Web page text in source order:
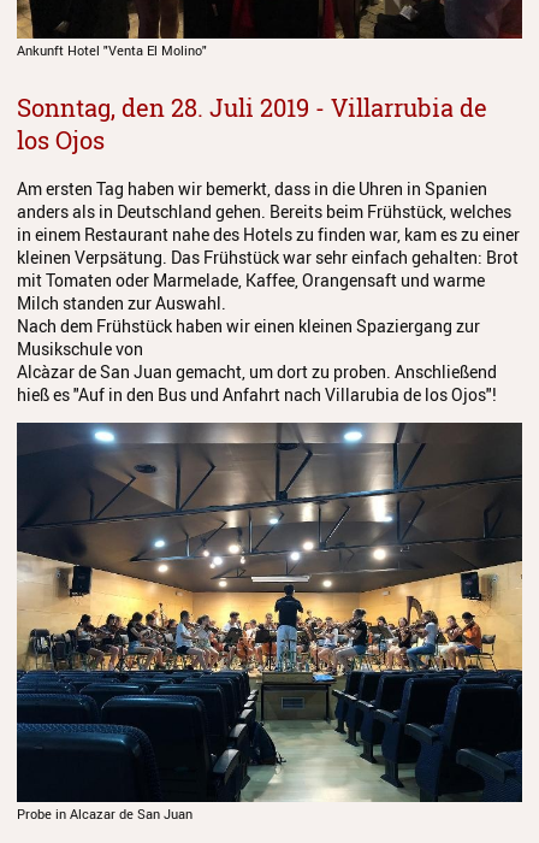
Workshops
Familien Orchester Projekt
Jazz Workshop 2025
Musikproduktion 2025
Jazz Workshop 2024
Musikproduktion, DJing und
Recoring Workshop
Jazz Workshop 2023
Barockorchester
Blockflötenworkshop ERTA-
Kongress
ETHNO
Umrahmungen
Hörgang
Blog
Ankunft Hotel "Venta El Molino"
Sonntag, den 28. Juli 2019 - Villarrubia de
los Ojos
Am ersten Tag haben wir bemerkt, dass in die Uhren in Spanien
anders als in Deutschland gehen. Bereits beim Frühstück, welches
in einem Restaurant nahe des Hotels zu finden war, kam es zu einer
kleinen Verpsätung. Das Frühstück war sehr einfach gehalten: Brot
mit Tomaten oder Marmelade, Kaffee, Orangensaft und warme
Milch standen zur Auswahl.
Nach dem Frühstück haben wir einen kleinen Spaziergang zur
Musikschule von
Alcàzar de San Juan gemacht, um dort zu proben. Anschließend
hieß es "Auf in den Bus und Anfahrt nach Villarubia de los Ojos"!
Probe in Alcazar de San Juan